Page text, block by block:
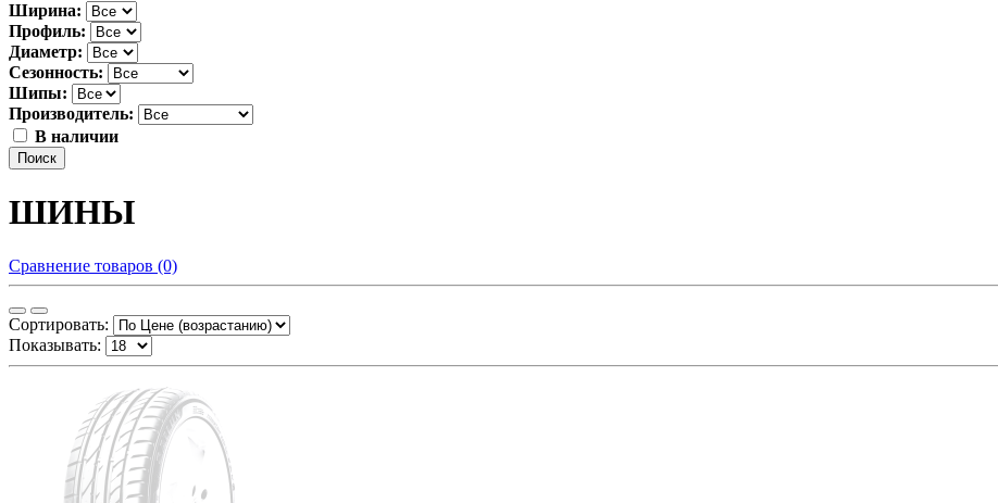
Ширина:
Профиль:
Диаметр:
Сезонность:
Шипы:
Производитель:
В наличии
Поиск
ШИНЫ
Сравнение товаров (0)
Сортировать:
Показывать: